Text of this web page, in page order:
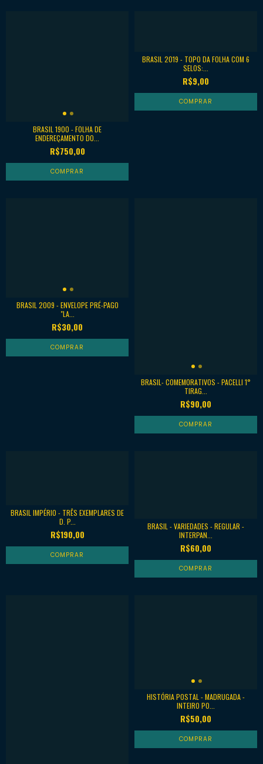
BRASIL 1900 - FOLHA DE
ENDEREÇAMENTO DO...
R$750,00
BRASIL 2019 - TOPO DA FOLHA COM 6
SELOS:...
R$9,00
BRASIL 2009 - ENVELOPE PRÉ-PAGO
"LA...
R$30,00
BRASIL- COMEMORATIVOS - PACELLI 1°
TIRAG...
R$90,00
BRASIL IMPÉRIO - TRÊS EXEMPLARES DE
D. P...
R$190,00
BRASIL - VARIEDADES - REGULAR -
INTERPAN...
R$60,00
HISTÓRIA POSTAL - MADRUGADA -
INTEIRO PO...
R$50,00